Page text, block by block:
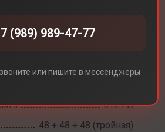
Pro
512 ГБ
48 + 48 + 48 (тройная)
(989) 989-47-77
или пишите в мессенджеры